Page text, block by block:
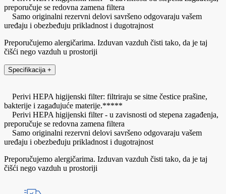
preporučuje se redovna zamena filtera
Samo originalni rezervni delovi savršeno odgovaraju vašem
uređaju i obezbeđuju prikladnost i dugotrajnost
Preporučujemo alergičarima. Izduvan vazduh čisti tako, da je taj
čišći nego vazduh u prostoriji
Specifikacija +
Perivi HEPA higijenski filter: filtriraju se sitne čestice prašine,
bakterije i zagađujuće materije.*****
Perivi HEPA higijenski filter - u zavisnosti od stepena zagađenja,
preporučuje se redovna zamena filtera
Samo originalni rezervni delovi savršeno odgovaraju vašem
uređaju i obezbeđuju prikladnost i dugotrajnost
Preporučujemo alergičarima. Izduvan vazduh čisti tako, da je taj
čišći nego vazduh u prostoriji